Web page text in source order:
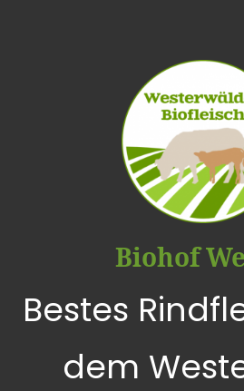
Biohof
Bestes
dem